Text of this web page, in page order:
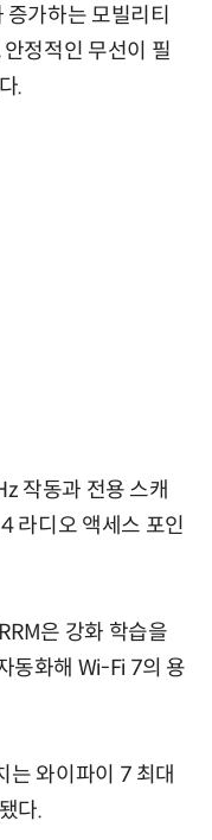
증가하는 모빌리티
정적인 무선이 필
.
작동과 전용 스캐
라디오 액세스 포인
은 강화 학습을
동화해 Wi-Fi 7의 용
는 와이파이 7 최대
다.